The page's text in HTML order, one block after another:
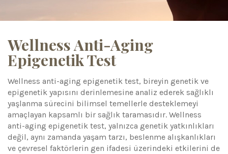
Wellness Anti-Aging
Epigenetik Test
Wellness anti-aging epigenetik test, bireyin genetik ve
epigenetik yapısını derinlemesine analiz ederek sağlıklı
yaşlanma sürecini bilimsel temellerle desteklemeyi
amaçlayan kapsamlı bir sağlık taramasıdır. Wellness
anti-aging epigenetik test, yalnızca genetik yatkınlıkları
değil, aynı zamanda yaşam tarzı, beslenme alışkanlıkları
ve çevresel faktörlerin gen ifadesi üzerindeki etkilerini de